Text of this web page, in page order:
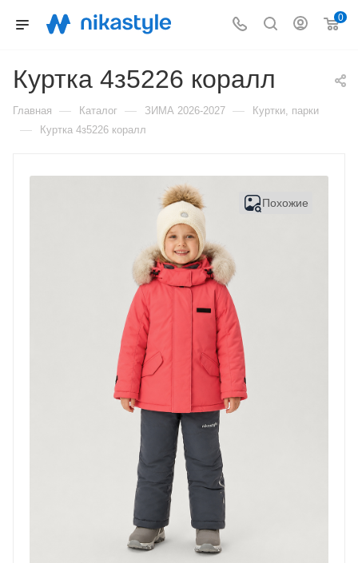
0
Куртка 4з5226 коралл
Главная — Каталог — ЗИМА 2026-2027 — Куртки, парки
— Куртка 4з5226 коралл
Похожие